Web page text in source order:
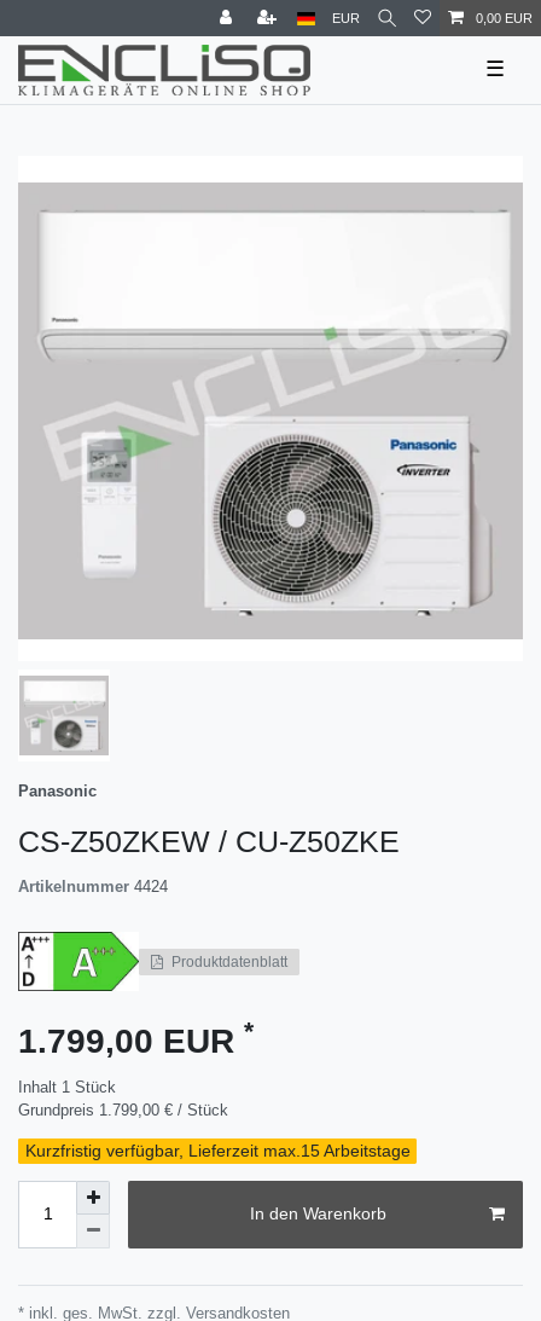
EUR 0,00 EUR
☰
Panasonic
CS-Z50ZKEW / CU-Z50ZKE
Artikelnummer 4424
Produktdatenblatt
1.799,00 EUR *
Inhalt 1 Stück
Grundpreis 1.799,00 € / Stück
Kurzfristig verfügbar, Lieferzeit max.15 Arbeitstage
In den Warenkorb
* inkl. ges. MwSt. zzgl. Versandkosten